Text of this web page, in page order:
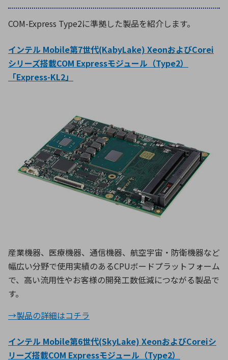
COM-Express Type2に準拠した製品を紹介します。
インテル Mobile第7世代(KabyLake) XeonおよびCorei
シリーズ搭載COM Expressモジュール（Type2）
「Express-KL2」
産業機器、医療機器、通信機器、航空宇宙・防衛機器など
幅広い分野で使用実績のあるCPUボードプラットフォーム
で、高い流用性やお客様の開発工数低減につながる製品で
す。
→製品の詳細はコチラ
インテル Mobile第6世代(SkyLake) XeonおよびCoreiシ
リーズ搭載COM Expressモジュール（Type2）